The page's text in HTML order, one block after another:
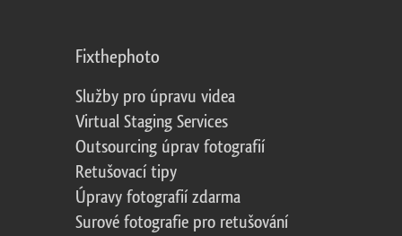
Fixthephoto
Služby pro úpravu videa
Virtual Staging Services
Outsourcing úprav fotografií
Retušovací tipy
Úpravy fotografií zdarma
Surové fotografie pro retušování